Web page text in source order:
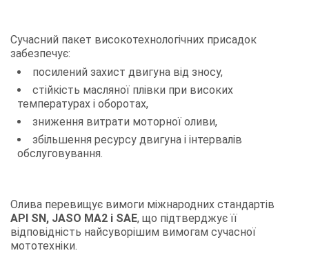
Сучасний пакет високотехнологічних присадок
забезпечує:
посилений захист двигуна від зносу,
стійкість масляної плівки при високих
температурах і оборотах,
зниження витрати моторної оливи,
збільшення ресурсу двигуна і інтервалів
обслуговування.
Олива перевищує вимоги міжнародних стандартів
API SN, JASO MA2 і SAE, що підтверджує її
відповідність найсуворішим вимогам сучасної
мототехніки.